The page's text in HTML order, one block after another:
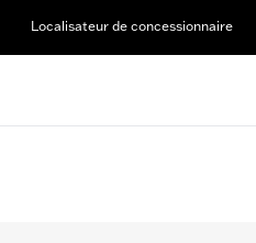
Localisateur de concessionnaire